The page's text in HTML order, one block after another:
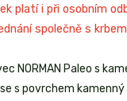
platí i při osobním
společně s
NORMAN Paleo s
s povrchem kamenný